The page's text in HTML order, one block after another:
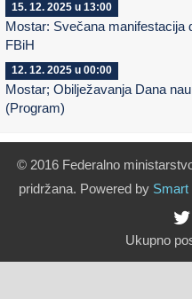
15. 12. 2025 u 13:00
Mostar: Svečana manifestacija
FBiH
12. 12. 2025 u 00:00
Mostar; Obilježavanja Dana
(Program)
© 2016 Federalno
pridržana. Powered by Smart
Ukupno